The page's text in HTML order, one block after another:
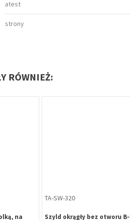
atest
strony
RÓWNIEŻ:
H6
WK-HR-511
Wkładka bębenkowa B-